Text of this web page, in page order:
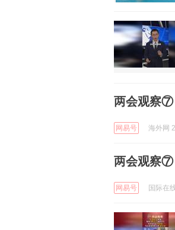
两会观察⑦
网易号 海外网
两会观察⑦
网易号 国际在